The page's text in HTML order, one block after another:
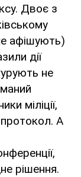
Двоє з
афішують)
дії
не
міліції,
А
рішення.